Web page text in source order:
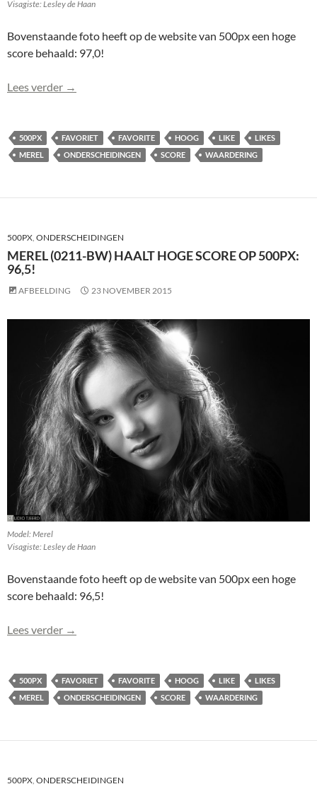
Visagiste: Lesley de Haan
Bovenstaande foto heeft op de website van 500px een hoge
score behaald: 97,0!
Lees verder Merel (0214) haalt hoge score op 500px: 97,0!
→
500PX FAVORIET FAVORITE HOOG LIKE
LIKES
MEREL
ONDERSCHEIDINGEN SCORE WAARDERING
500PX, ONDERSCHEIDINGEN
MEREL (0211-BW) HAALT HOGE SCORE OP 500PX:
96,5!
AFBEELDING 23 NOVEMBER 2015
Model: Merel
Visagiste: Lesley de Haan
Bovenstaande foto heeft op de website van 500px een hoge
score behaald: 96,5!
Lees verder Merel (0211-BW) haalt hoge score op 500px: 96,5!
→
500PX FAVORIET FAVORITE HOOG LIKE
LIKES
MEREL
ONDERSCHEIDINGEN SCORE WAARDERING
500PX ONDERSCHEIDINGEN